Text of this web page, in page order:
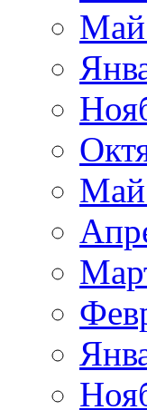
Май
Май